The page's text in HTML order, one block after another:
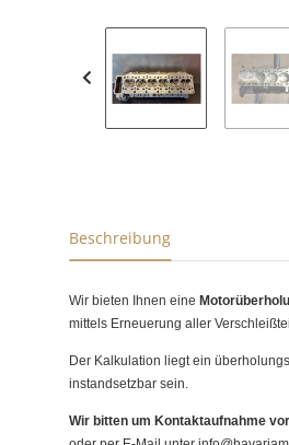
Beschreibung
Wir bieten Ihnen eine
mittels Erneuerung aller
Der Kalkulation liegt ein
instandsetzbar sein.
Wir bitten um Kontaktaufnahme